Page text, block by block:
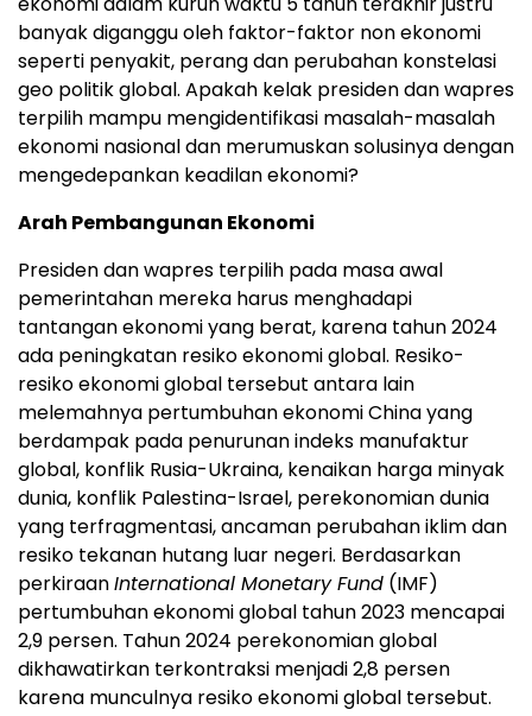
banyak diganggu oleh faktor-faktor non ekonomi
seperti penyakit, perang dan perubahan konstelasi
geo politik global. Apakah kelak presiden dan wapres
terpilih mampu mengidentifikasi masalah-masalah
ekonomi nasional dan merumuskan solusinya dengan
mengedepankan keadilan ekonomi?
Arah Pembangunan Ekonomi
Presiden dan wapres terpilih pada masa awal
pemerintahan mereka harus menghadapi
tantangan ekonomi yang berat, karena tahun 2024
ada peningkatan resiko ekonomi global. Resiko-
resiko ekonomi global tersebut antara lain
melemahnya pertumbuhan ekonomi China yang
berdampak pada penurunan indeks manufaktur
global, konflik Rusia-Ukraina, kenaikan harga minyak
dunia, konflik Palestina-Israel, perekonomian dunia
yang terfragmentasi, ancaman perubahan iklim dan
resiko tekanan hutang luar negeri. Berdasarkan
perkiraanInternational Monetary Fund (IMF)
pertumbuhan ekonomi global tahun 2023 mencapai
2,9 persen. Tahun 2024 perekonomian global
dikhawatirkan terkontraksi menjadi 2,8 persen
karena munculnya resiko ekonomi global tersebut.